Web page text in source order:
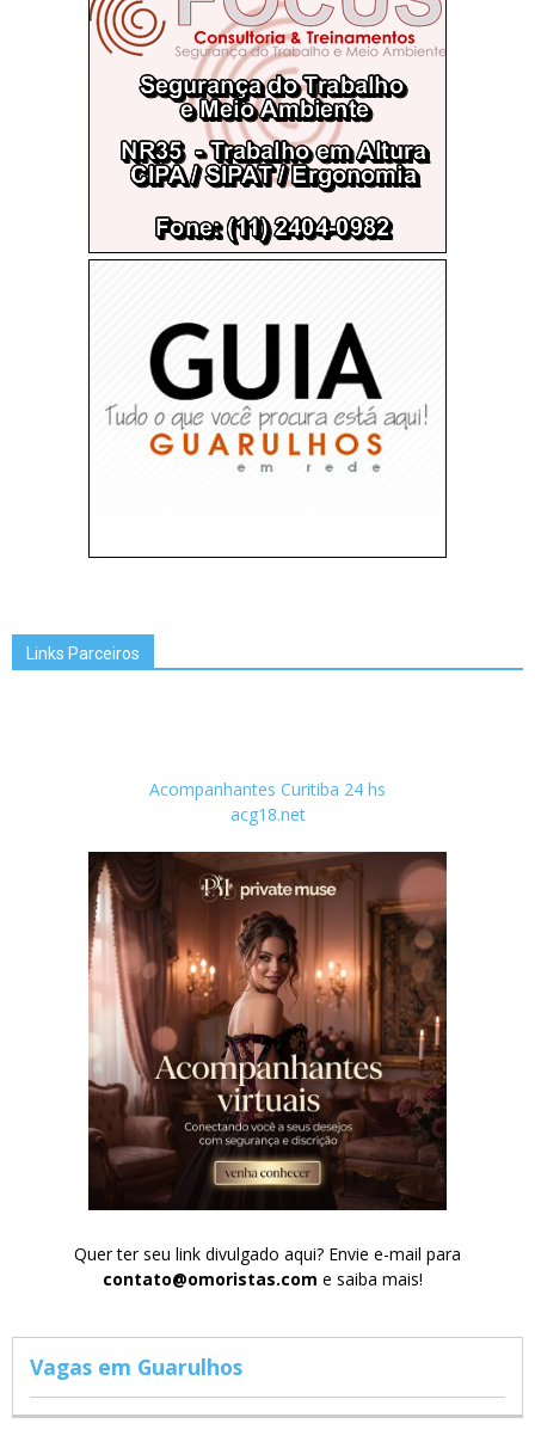
Links Parceiros
Acompanhantes Curitiba 24 hs
acg18.net
Quer ter seu link divulgado aqui? Envie e-mail para
contato@omoristas.com e saiba mais!
Vagas em Guarulhos